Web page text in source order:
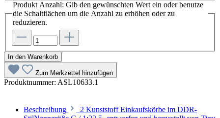
Produkt Anzahl: Gib den gewünschten Wert ein oder benutze
die Schaltflächen um die Anzahl zu erhöhen oder zu
reduzieren.
In den Warenkorb
Zum Merkzettel hinzufügen
Produktnummer: ASL10633.1
Beschreibung
2 Kunststoff Einkaufskörbe im DDR-